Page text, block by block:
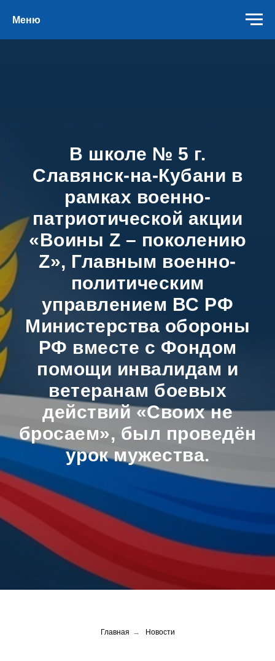
Меню
В школе № 5 г.
Славянск-на-Кубани в
рамках военно-
патриотической акции
«Воины Z – поколению
Z», Главным военно-
политическим
управлением ВС РФ
Министерства обороны
РФ вместе с Фондом
помощи инвалидам и
ветеранам боевых
действий «Своих не
бросаем», был проведён
урок мужества.
Главная → Новости